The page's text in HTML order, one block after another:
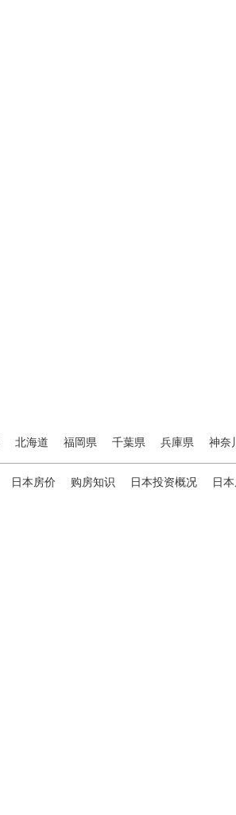
北海道 福岡県 千葉県 兵庫県 神奈
日本房价 购房知识 日本投资概况 日